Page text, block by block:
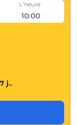
L'heure
7 j..